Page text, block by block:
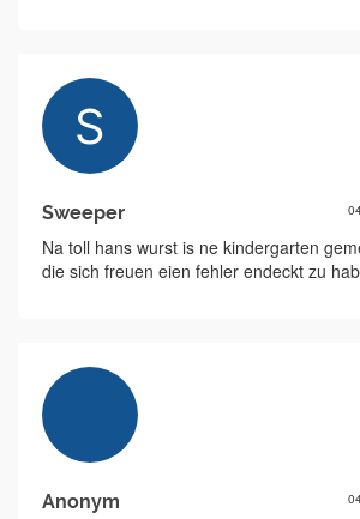
Sweeper
Na toll hans wurst is ne kindergarten
die sich freuen eien fehler endeckt zu
Anonym